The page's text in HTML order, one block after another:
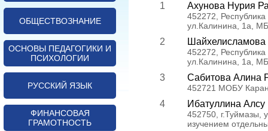
1 Ахунова Нурия
452272,
ул.Калинина, 1а,
2 Шайхелисламова
452272,
ул.Калинина, 1а,
3 Сабитова Алина
452721 МОБУ
4 Ибатуллина
452750, г.Туймазы,
изучением
ОБЩЕСТВОЗНАНИЕ
ОСНОВЫ ПЕДАГОГИКИ И
ПСИХОЛОГИИ
РУССКИЙ ЯЗЫК
ФИНАНСОВАЯ
ГРАМОТНОСТЬ